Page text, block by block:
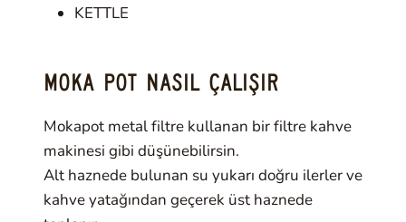
KETTLE
MOKA POT NASIL ÇALIŞIR
Mokapot metal filtre kullanan bir filtre kahve
makinesi gibi düşünebilirsin.
Alt haznede bulunan su yukarı doğru ilerler ve
kahve yatağından geçerek üst haznede